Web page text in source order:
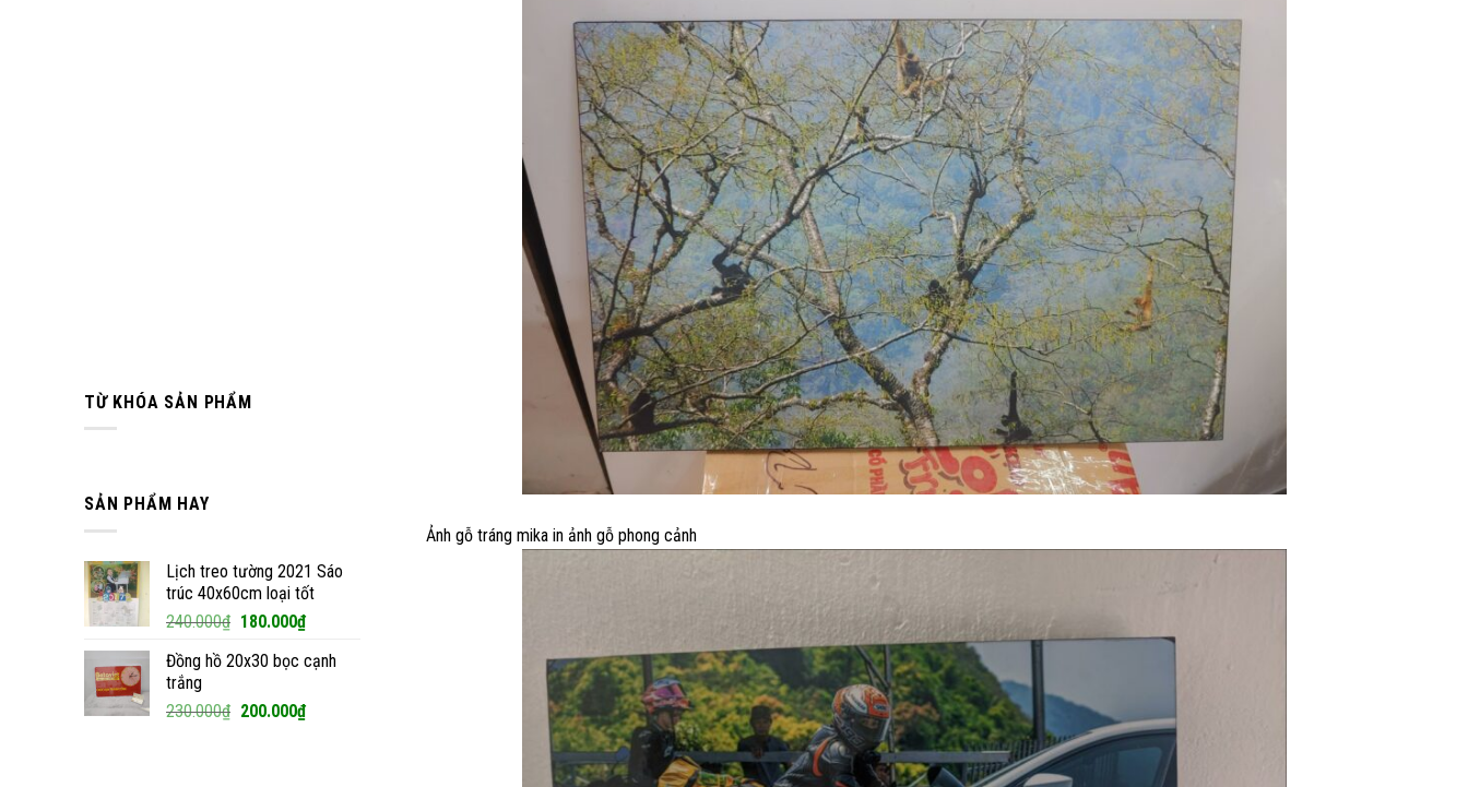
TỪ KHÓA SẢN PHẨM
SẢN PHẨM HAY
Lịch treo tường 2021 Sáo
trúc 40x60cm loại tốt
240.000₫ Giá
là:
180.000₫Giá
tại
180.000₫.
Đồng hồ 20x30 bọc cạnh
trắng
230.000₫ Giá
200.000₫Giá
Ảnh gỗ tráng mika in ảnh gỗ phong cảnh